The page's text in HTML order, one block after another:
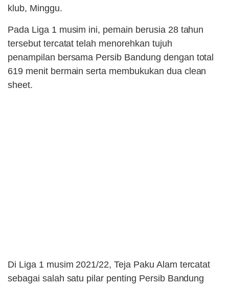
klub, Minggu.
Pada Liga 1 musim ini, pemain berusia 28 tahun
tersebut tercatat telah menorehkan tujuh
penampilan bersama Persib Bandung dengan total
619 menit bermain serta membukukan dua clean
sheet.
Di Liga 1 musim 2021/22, Teja Paku Alam tercatat
sebagai salah satu pilar penting Persib Bandung